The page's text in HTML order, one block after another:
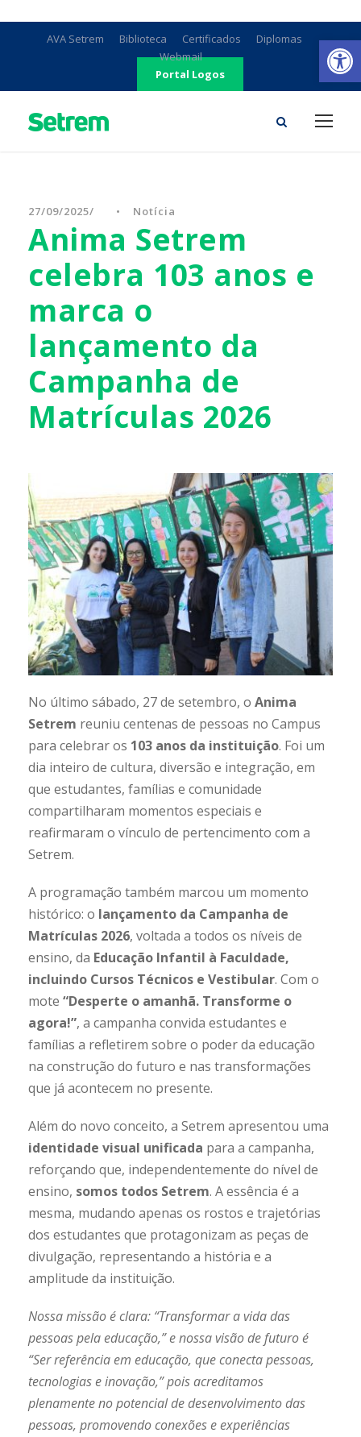
AVA Setrem Biblioteca Certificados
Diplomas
Webmail
Portal Logos
27/09/2025 • Notícia
Anima Setrem
celebra 103 anos e
marca o
lançamento da
Campanha de
Matrículas 2026
No último sábado, 27 de setembro, o Anima
Setrem reuniu centenas de pessoas no Campus
para celebrar os 103 anos da instituição. Foi um
dia inteiro de cultura, diversão e integração, em
que estudantes, famílias e comunidade
compartilharam momentos especiais e
reafirmaram o vínculo de pertencimento com a
Setrem.
A programação também marcou um momento
histórico: o lançamento da Campanha de
Matrículas 2026, voltada a todos os níveis de
ensino, da Educação Infantil à Faculdade,
incluindo Cursos Técnicos e Vestibular. Com o
mote “Desperte o amanhã. Transforme o
agora!”, a campanha convida estudantes e
famílias a refletirem sobre o poder da educação
na construção do futuro e nas transformações
que já acontecem no presente.
Além do novo conceito, a Setrem apresentou uma
identidade visual unificada para a campanha,
reforçando que, independentemente do nível de
ensino, somos todos Setrem. A essência é a
mesma, mudando apenas os rostos e trajetórias
dos estudantes que protagonizam as peças de
divulgação, representando a história e a
amplitude da instituição.
Nossa missão é clara: “Transformar a vida das
pessoas pela educação,” e nossa visão de futuro é
“Ser referência em educação, que conecta pessoas,
tecnologias e inovação,” pois acreditamos
plenamente no potencial de desenvolvimento das
pessoas, promovendo conexões e experiências